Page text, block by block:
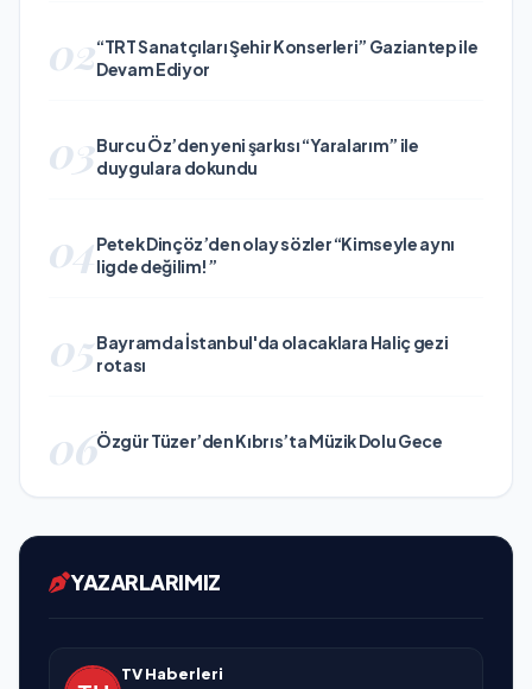
02“TRT Sanatçıları Şehir Konserleri” Gaziantep ile
Devam Ediyor
03Burcu Öz’den yeni şarkısı “Yaralarım” ile
duygulara dokundu
04Petek Dinçöz’den olay sözler “Kimseyle aynı
ligde değilim!”
05Bayramda İstanbul'da olacaklara Haliç gezi
rotası
06Özgür Tüzer’den Kıbrıs’ta Müzik Dolu Gece
YAZARLARIMIZ
TV Haberleri